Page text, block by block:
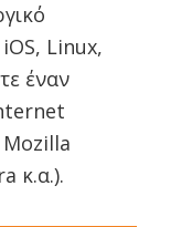
Linux,
έναν
κ.α.).